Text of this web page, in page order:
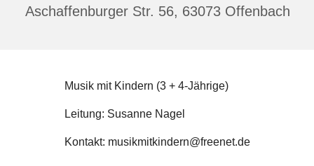
Aschaffenburger Str. 56, 63073 Offenbach
Musik mit Kindern (3 + 4-Jährige)
Leitung: Susanne Nagel
Kontakt: musikmitkindern@freenet.de